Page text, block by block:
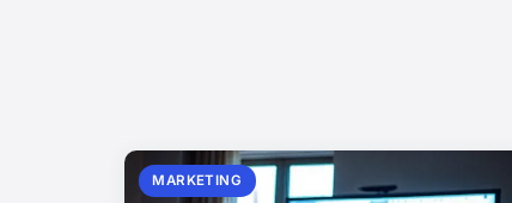
MARKETING